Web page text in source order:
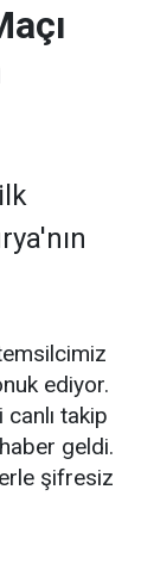
ediyor.
takip
geldi.
şifresiz